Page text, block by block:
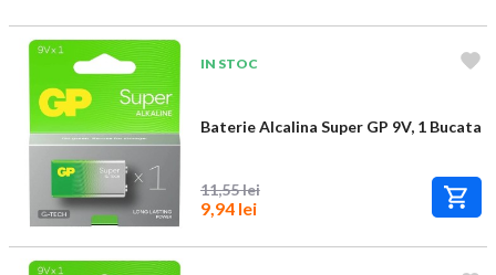
IN STOC
Baterie Alcalina Super GP 9V, 1 Bucata
11,55 lei
9,94 lei